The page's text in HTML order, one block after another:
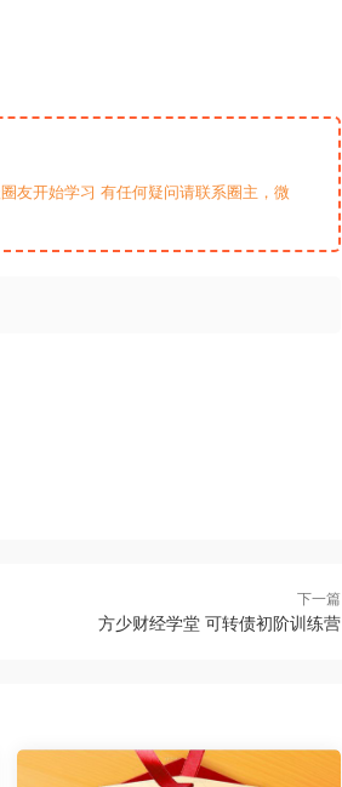
友开始学习 有任何疑问请联系圈主，微
下一篇
方少财经学堂 可转债初阶训练营